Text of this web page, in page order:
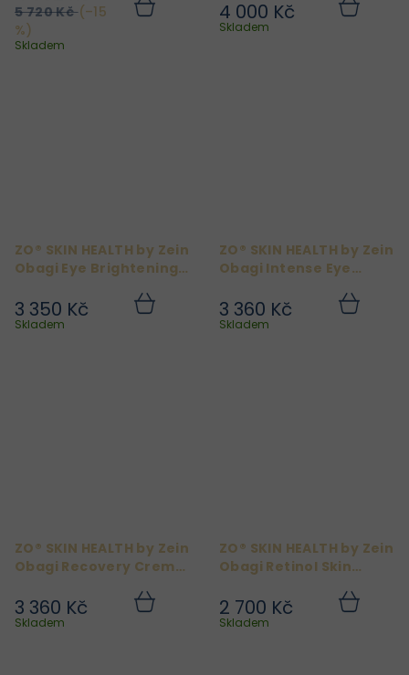
5 720 Kč (–15
%)
Skladem
4 000 Kč
Skladem
ZO® SKIN HEALTH by Zein
Obagi Eye Brightening
3 350 Kč
Skladem
ZO® SKIN HEALTH by Zein
Obagi Intense Eye
3 360 Kč
Skladem
ZO® SKIN HEALTH by Zein
Obagi Recovery Creme
3 360 Kč
Skladem
ZO® SKIN HEALTH by Zein
Obagi Retinol Skin
2 700 Kč
Skladem